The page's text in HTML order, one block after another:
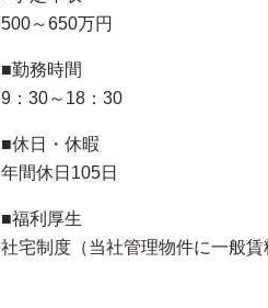
500～650万円
■勤務時間
9：30～18：30
■休日・休暇
年間休日105日
■福利厚生
社宅制度（当社管理物件に一般賃